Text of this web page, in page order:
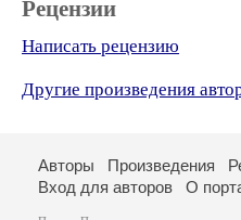
Рецензии
Написать рецензию
Другие произведения
Авторы Произведения
Вход для авторов
О